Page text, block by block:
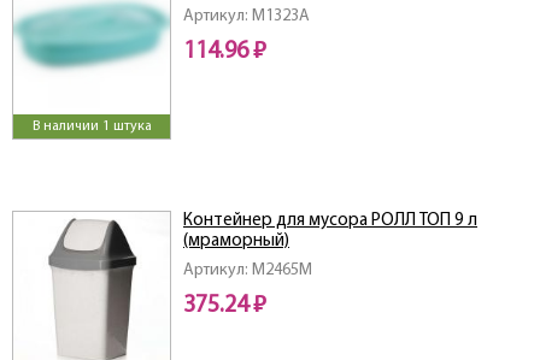
В наличии 1 штука
Артикул: M1323A
114.96 ₽
Артикул: M2465M
Контейнер для мусора РОЛЛ ТОП 9 л
(мраморный)
375.24 ₽